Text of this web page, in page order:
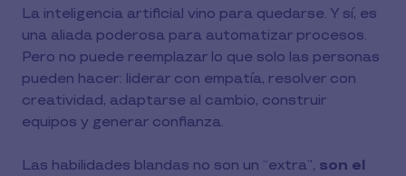
La inteligencia artificial vino para quedarse. Y sí, es
una aliada poderosa para automatizar procesos.
Pero no puede reemplazar lo que solo las personas
pueden hacer: liderar con empatía, resolver con
creatividad, adaptarse al cambio, construir
equipos y generar confianza.
Las habilidades blandas no son un “extra”, son el